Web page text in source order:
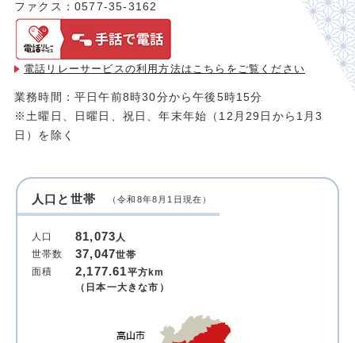
ファクス：0577-35-3162
電話リレーサービスの利用方法は こちらをご覧ください
業務時間：平日午前8時30分から午後5時15分
※土曜日、日曜日、祝日、年末年始（12月29日から1月3
日）を除く
人口と世帯 （令和8年8月1日現在）
人口 81,073人
世帯数
37,047世帯
面積
2,177.61平方km
（日本一大きな市）